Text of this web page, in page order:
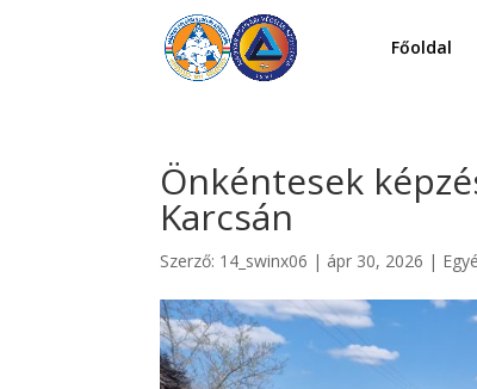
Főoldal
Önkéntesek
Karcsán
Szerző: 14_swinx06 | ápr 30, 2026 |